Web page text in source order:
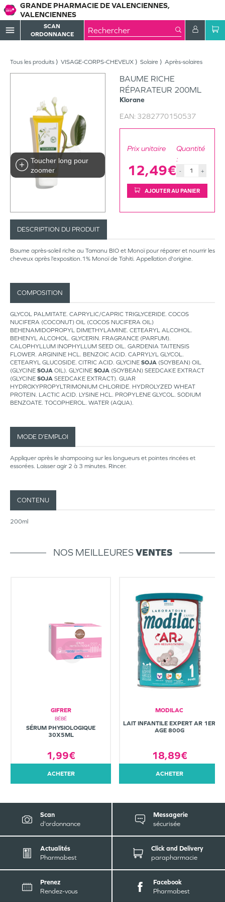
GRANDE PHARMACIE DE VALENCIENNES,
VALENCIENNES
menu
SCAN
ORDONNANCE
Tous les produits VISAGE-CORPS-CHEVEUX Solaire Après-solaires
Toucher long pour
zoomer
BAUME RICHE
RÉPARATEUR 200ML
Klorane
EAN: 3282770150537
Prix unitaire
12,49€
Quantité
:
- +
AJOUTER AU PANIER
DESCRIPTION DU PRODUIT
Baume après-soleil riche au Tamanu BIO et Monoï pour réparer et nourrir les
cheveux après l’exposition.1% Monoï de Tahiti. Appellation d'origine.
COMPOSITION
GLYCOL PALMITATE. CAPRYLIC/CAPRIC TRIGLYCERIDE. COCOS
NUCIFERA (COCONUT) OIL (COCOS NUCIFERA OIL)
BEHENAMIDOPROPYL DIMETHYLAMINE. CETEARYL ALCOHOL.
BEHENYL ALCOHOL. GLYCERIN. FRAGRANCE (PARFUM).
CALOPHYLLUM INOPHYLLUM SEED OIL. GARDENIA TAITENSIS
FLOWER. ARGININE HCL. BENZOIC ACID. CAPRYLYL GLYCOL.
CETEARYL GLUCOSIDE. CITRIC ACID. GLYCINE SOJA (SOYBEAN) OIL
(GLYCINE SOJA OIL). GLYCINE SOJA (SOYBEAN) SEEDCAKE EXTRACT
(GLYCINE SOJA SEEDCAKE EXTRACT). GUAR
HYDROXYPROPYLTRIMONIUM CHLORIDE. HYDROLYZED WHEAT
PROTEIN. LACTIC ACID. LYSINE HCL. PROPYLENE GLYCOL. SODIUM
BENZOATE. TOCOPHEROL. WATER (AQUA).
MODE D’EMPLOI
Appliquer après le shampooing sur les longueurs et pointes rincées et
essorées. Laisser agir 2 à 3 minutes. Rincer.
CONTENU
200ml
NOS MEILLEURESVENTES
GIFRER
BÉBÉ
SÉRUM PHYSIOLOGIQUE
30X5ML
1,99€
ACHETER
MODILAC
LAIT INFANTILE EXPERT AR 1ER
AGE 800G
18,89€
ACHETER
Scan
d'ordonnance
Messagerie
sécurisée
Actualités
Pharmabest
Click and Delivery
parapharmacie
Prenez
Rendez-vous
Facebook
Pharmabest